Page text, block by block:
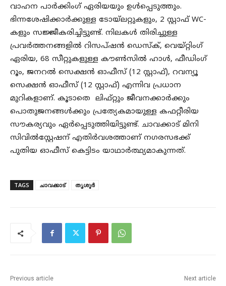
വാഹന പാർക്കിംഗ് ഏരിയയും ഉൾപ്പെടുത്തും.
ഭിന്നശേഷിക്കാർക്കുള്ള ടോയ്ലറ്റുകളും, 2 സ്റ്റാഫ് WC-
കളും സജ്ജീകരിച്ചിട്ടുണ്ട്. നിലകൾ തിരിച്ചുള്ള
പ്രവർത്തനങ്ങളിൽ റിസപ്ഷൻ ഡെസ്‌ക്, വെയ്റ്റിംഗ്
ഏരിയ, 68 സീറ്റുകളുള്ള കൗൺസിൽ ഹാൾ, ഫീഡിംഗ്
റൂം, ജനറൽ സെക്ഷൻ ഓഫീസ് (12 സ്റ്റാഫ്), റവന്യൂ
സെക്ഷൻ ഓഫീസ് (12 സ്റ്റാഫ്) എന്നിവ പ്രധാന
മുറികളാണ്. കൂടാതെ ലിഫ്റ്റും ജീവനക്കാര്‍ക്കും
പൊതുജനങ്ങൾക്കും പ്രത്യേകമായുള്ള കഫറ്റീരിയ
സൗകര്യവും ഏര്‍പ്പെടുത്തിയിട്ടുണ്ട്. ചാവക്കാട് മിനി
സിവില്‍സ്റ്റേഷന് എതിര്‍വശത്താണ് നഗരസഭക്ക്
പുതിയ ഓഫീസ് കെട്ടിടം യാഥാര്‍ത്ഥ്യമാകുന്നത്.
TAGS ചാവക്കാട് തൃശൂർ
Previous article Next article